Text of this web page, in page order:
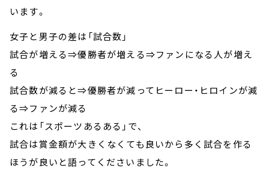
います。
女子と男子の差は「試合数」
試合が増える⇒優勝者が増える⇒ファンになる人が増え
る
試合数が減ると⇒優勝者が減ってヒーロー・ヒロインが減
る⇒ファンが減る
これは「スポーツあるある」で、
試合は賞金額が大きくなくても良いから多く試合を作る
ほうが良いと語ってくださいました。